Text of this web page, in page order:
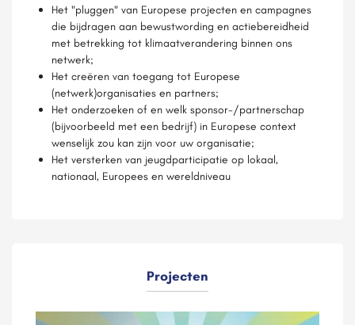
Het "pluggen" van Europese projecten en campagnes
die bijdragen aan bewustwording en actiebereidheid
met betrekking tot klimaatverandering binnen ons
netwerk;
Het creëren van toegang tot Europese
(netwerk)organisaties en partners;
Het onderzoeken of en welk sponsor-/partnerschap
(bijvoorbeeld met een bedrijf) in Europese context
wenselijk zou kan zijn voor uw organisatie;
Het versterken van jeugdparticipatie op lokaal,
nationaal, Europees en wereldniveau
Projecten